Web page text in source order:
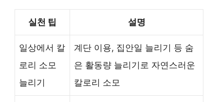
실천 팁 설명
일상에서 칼
로리 소모
늘리기
계단 이용, 집안일 늘리기 등 숨
은 활동량 늘리기로 자연스러운
칼로리 소모